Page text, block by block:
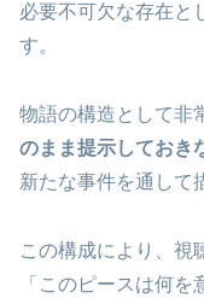
必要不可欠な存在と
す。
物語の構造として非
のまま提示しておき
新たな事件を通して
この構成により、視
「このピースは何を